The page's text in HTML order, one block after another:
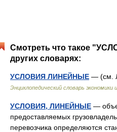
Смотреть что такое
других словарях:
УСЛОВИЯ ЛИНЕЙНЫЕ — (см.
Энциклопедический словарь экономики
УСЛОВИЯ, ЛИНЕЙНЫЕ —
предоставляемых
перевозчика определяются